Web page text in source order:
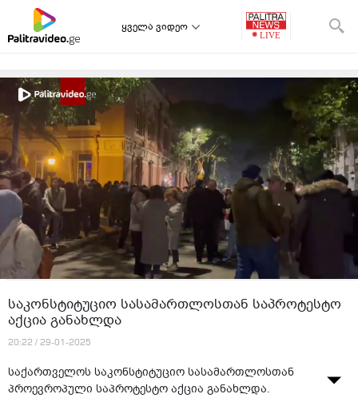
ყველა ვიდეო
საკონსტიტუციო სასამართლოსთან საპროტესტო
აქცია განახლდა
20:22 / 29-01-2025
საქართველოს საკონსტიტუციო სასამართლოსთან
პროევროპული საპროტესტო აქცია განახლდა.